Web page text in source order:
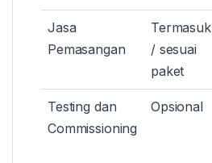
Jasa
Pemasangan
Termasuk
/ sesuai
paket
Testing dan
Commissioning
Opsional